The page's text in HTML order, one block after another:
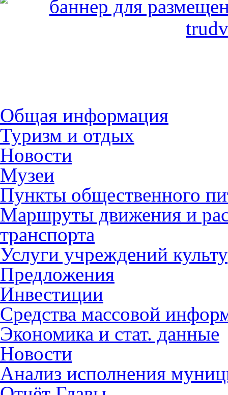
Общая информация
Туризм и отдых
Новости
Музеи
Пункты общественного
Маршруты движения и
транспорта
Услуги учреждений
Предложения
Инвестиции
Средства массовой
Экономика и стат. данные
Новости
Анализ исполнения